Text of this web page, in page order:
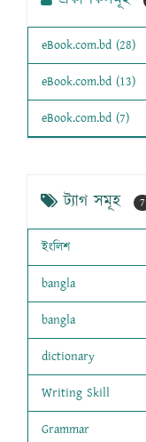
eBook.com.bd (28)
eBook.com.bd (13)
eBook.com.bd (7)
ট্যাগ সমূহ 7
ইংলিশ
bangla
bangla
dictionary
Writing Skill
Grammar